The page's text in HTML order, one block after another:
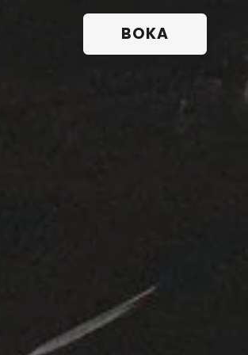
BOKA